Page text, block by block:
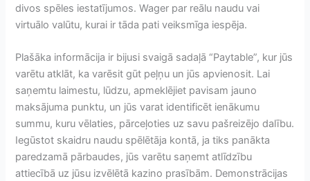
divos spēles iestatījumos. Wager par reālu naudu vai
virtuālo valūtu, kurai ir tāda pati veiksmīga iespēja.
Plašāka informācija ir bijusi svaigā sadaļā “Paytable”, kur jūs
varētu atklāt, ka varēsit gūt peļņu un jūs apvienosit. Lai
saņemtu laimestu, lūdzu, apmeklējiet pavisam jauno
maksājuma punktu, un jūs varat identificēt ienākumu
summu, kuru vēlaties, pārceļoties uz savu pašreizējo dalību.
Iegūstot skaidru naudu spēlētāja kontā, ja tiks panākta
paredzamā pārbaudes, jūs varētu saņemt atlīdzību
attiecībā uz jūsu izvēlētā kazino prasībām. Demonstrācijas